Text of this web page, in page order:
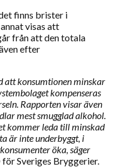
finns brister i
visas att
från att den totala
efter
att konsumtionen minskar
kompenseras
Rapporten visar även
mest smugglad alkohol.
kommer leda till minskad
är inte underbyggt, i
öka, säger
för Sveriges Bryggerier.